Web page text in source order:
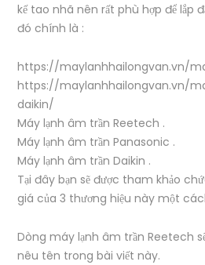
kế tao nhã nên rất phù hợp để lắp
đó chính là :
https://maylanhhailongvan.vn/
https://maylanhhailongvan.vn/
daikin/
Máy lạnh âm trần Reetech .
Máy lạnh âm trần Panasonic .
Máy lạnh âm trần Daikin .
Tại đây bạn sẽ được tham khảo
giá của 3 thương hiệu này một
Dòng máy lạnh âm trần Reetech
nêu tên trong bài viết này.